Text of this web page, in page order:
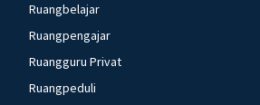
Ruangbelajar
Ruangpengajar
Ruangguru Privat
Ruangpeduli